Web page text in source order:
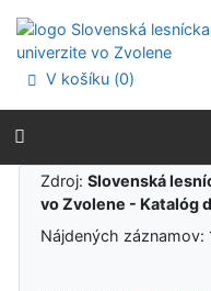
Prejsť na menu
Prehlásenie o webovej
V košíku (0)
Výsledky
Zdroj:Slovenská
vo Zvolene - Katalóg
Nájdených záznamov: